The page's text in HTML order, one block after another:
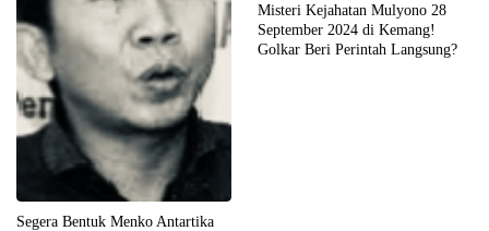
Segera Bentuk Menko Antartika
Misteri Kejahatan Mulyono 28
September 2024 di Kemang!
Golkar Beri Perintah Langsung?